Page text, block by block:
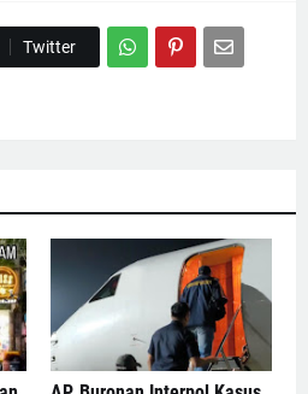
Twitter